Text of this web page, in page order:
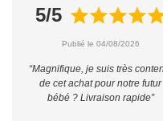
5/5
Publié le 04/08/2026
“Magnifique, je suis très
de cet achat pour notre futur
bébé ? Livraison rapide”